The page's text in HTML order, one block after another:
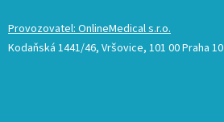
Provozovatel: OnlineMedical s.r.o.
Kodaňská 1441/46, Vršovice, 101 00 Praha 10